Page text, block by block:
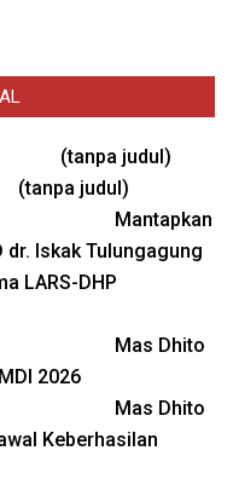
(tanpa judul)
(tanpa judul)
26571
Mantapkan
dr. Iskak Tulungagung
LARS-DHP
Mas Dhito
2026
Mas Dhito
Keberhasilan